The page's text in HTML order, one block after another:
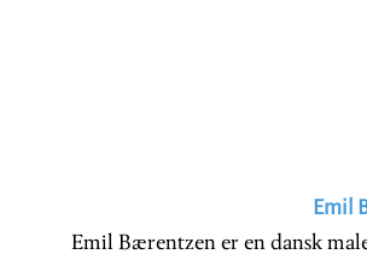
Emil
Emil Bærentzen er en dansk